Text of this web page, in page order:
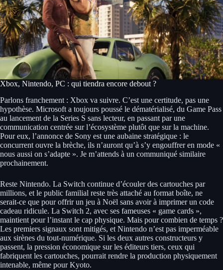
Xbox, Nintendo, PC : qui tiendra encore debout ?
Parlons franchement : Xbox va suivre. C’est une certitude, pas une
hypothèse. Microsoft a toujours poussé le dématérialisé, du Game Pass
au lancement de la Series S sans lecteur, en passant par une
communication centrée sur l’écosystème plutôt que sur la machine.
Pour eux, l’annonce de Sony est une aubaine stratégique : le
concurrent ouvre la brèche, ils n’auront qu’à s’y engouffrer en mode «
nous aussi on s’adapte ». Je m’attends à un communiqué similaire
prochainement.
Reste Nintendo. La Switch continue d’écouler des cartouches par
millions, et le public familial reste très attaché au format boîte, ne
serait-ce que pour offrir un jeu à Noël sans avoir à imprimer un code
cadeau ridicule. La Switch 2, avec ses fameuses « game cards »,
maintient pour l’instant le cap physique. Mais pour combien de temps ?
Les premiers signaux sont mitigés, et Nintendo n’est pas imperméable
aux sirènes du tout-numérique. Si les deux autres constructeurs y
passent, la pression économique sur les éditeurs tiers, ceux qui
fabriquent les cartouches, pourrait rendre la production physiquement
intenable, même pour Kyoto.